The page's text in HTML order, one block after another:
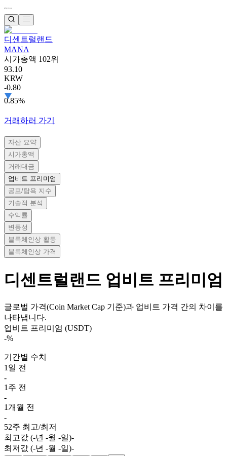
디센트럴랜드
MANA
시가총액 102위
93.10
KRW
-0.80
0.85%
거래하러 가기
자산 요약
시가총액
거래대금
업비트 프리미엄
공포/탐욕 지수
기술적 분석
수익률
변동성
블록체인상 활동
블록체인상 가격
디센트럴랜드 업비트 프리미엄
글로벌 가격(Coin Market Cap 기준)과 업비트 가격 간의 차이를
나타냅니다.
업비트 프리미엄 (USDT)
-%
기간별 수치
1일 전
-
1주 전
-
1개월 전
-
52주 최고/최저
최고값 (-년 -월 -일)-
최저값 (-년 -월 -일)-